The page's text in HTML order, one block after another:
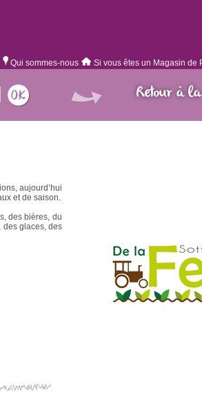
Qui sommes-nous Si vous êtes un Magasin de
Retour à
aujourd’hui
et de saison.
des bières, du
des glaces, des